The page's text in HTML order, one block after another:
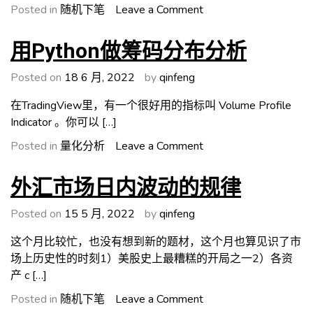
Posted in 随机下笔 Leave a Commenton
Python
构
慈
的
体
问
用Python做筹码分布分析
Posted on 18 6 月, 2022 byqinfeng
在TradingView里，有一个很好用的指标叫 Volume Profile
Indicator 。你可以 […]
Posted in 量化分析 Leave a Commenton
Python
做
分
布
析
外汇市场日内波动的规律
Posted on 15 5 月, 2022 byqinfeng
这个月比较忙，也没有想到新的题材，这个月也算见识了市
场上历史性的时刻1）美股史上最糟糕的开局之一2）各资
产 c […]
Posted in 随机下笔 Leave a Commenton